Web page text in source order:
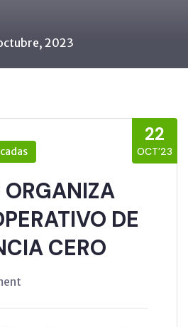
2023
22
OCT’23
ORGANIZA
DE
CERO